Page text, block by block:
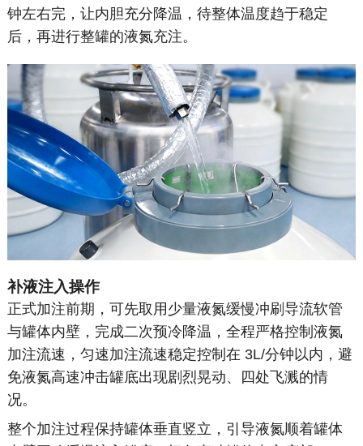
钟左右完，让内胆充分降温，待整体温度趋于稳定
后，再进行整罐的液氮充注。
补液注入操作
正式加注前期，可先取用少量液氮缓慢冲刷导流软管
与罐体内壁，完成二次预冷降温，全程严格控制液氮
加注流速，匀速加注流速稳定控制在 3L/分钟以内，避
免液氮高速冲击罐底出现剧烈晃动、四处飞溅的情
况。
整个加注过程保持罐体垂直竖立，引导液氮顺着罐体